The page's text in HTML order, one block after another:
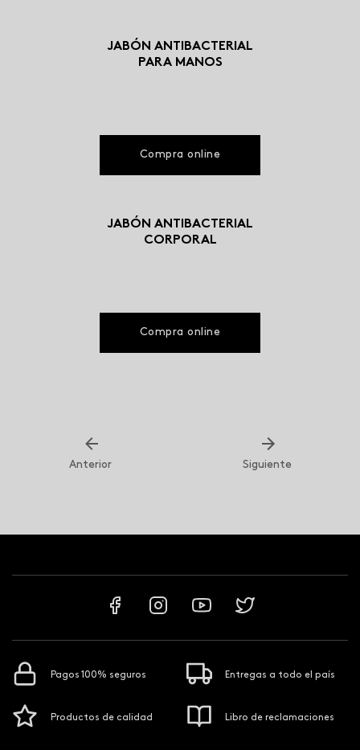
JABÓN ANTIBACTERIAL
PARA MANOS
Compra online
JABÓN ANTIBACTERIAL
CORPORAL
Compra online
Anterior Siguiente
Pagos 100% seguros Entregas a todo el país
Productos de calidad Libro de reclamaciones